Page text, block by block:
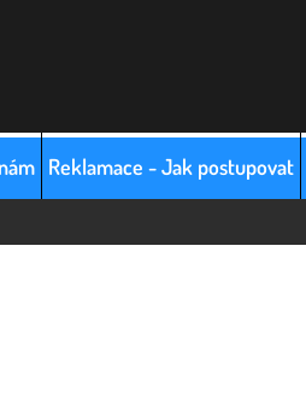
Reklamace - Jak postupovat